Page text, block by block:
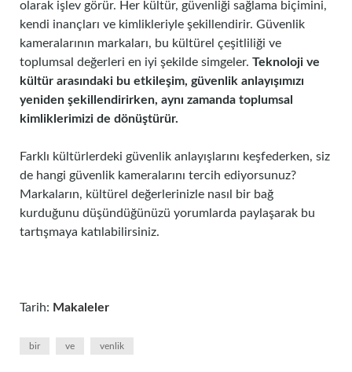
olarak işlev görür. Her kültür, güvenliği sağlama biçimini,
kendi inançları ve kimlikleriyle şekillendirir. Güvenlik
kameralarının markaları, bu kültürel çeşitliliği ve
toplumsal değerleri en iyi şekilde simgeler. Teknoloji ve
kültür arasındaki bu etkileşim, güvenlik anlayışımızı
yeniden şekillendirirken, aynı zamanda toplumsal
kimliklerimizi de dönüştürür.
Farklı kültürlerdeki güvenlik anlayışlarını keşfederken, siz
de hangi güvenlik kameralarını tercih ediyorsunuz?
Markaların, kültürel değerlerinizle nasıl bir bağ
kurduğunu düşündüğünüzü yorumlarda paylaşarak bu
tartışmaya katılabilirsiniz.
Tarih: Makaleler
bir ve venlik